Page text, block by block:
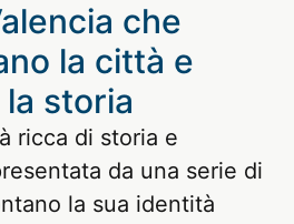
che
la città e
storia
ricca di storia e
da una serie di
la sua identità